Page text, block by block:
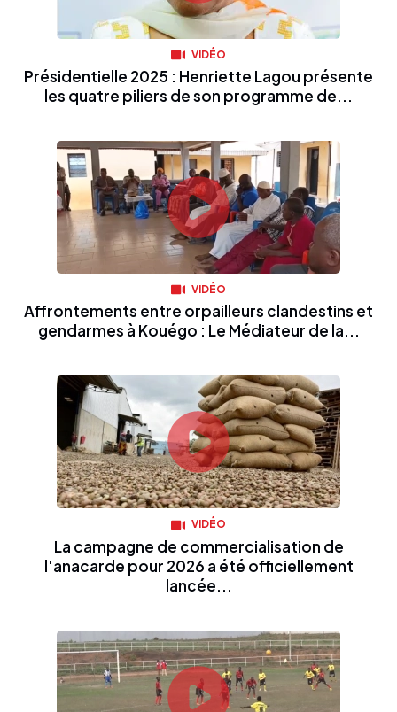
VIDÉO
Présidentielle 2025 : Henriette Lagou présente
les quatre piliers de son programme de...
VIDÉO
Affrontements entre orpailleurs clandestins et
gendarmes à Kouégo : Le Médiateur de la...
VIDÉO
La campagne de commercialisation de
l'anacarde pour 2026 a été officiellement
lancée...